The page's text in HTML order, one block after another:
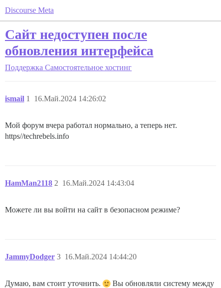
Discourse Meta
Сайт недоступен после
обновления интерфейса
Поддержка Самостоятельное хостинг
ismail 16.Май.2024 14:26:02
1
Мой форум вчера работал нормально, а теперь нет.
https//techrebels.info
HamMan2118 16.Май.2024 14:43:04
2
Можете ли вы войти на сайт в безопасном режиме?
JammyDodger 16.Май.2024 14:44:20
3
Думаю, вам стоит уточнить.
Вы обновляли систему между